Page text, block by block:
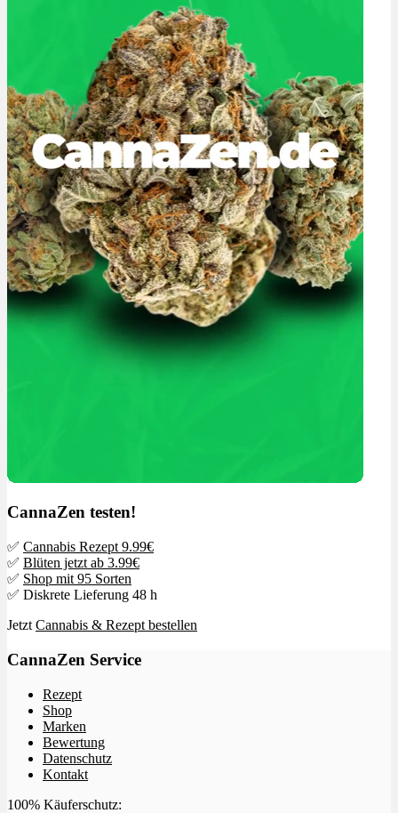
CannaZen testen!
✅ Cannabis Rezept 9.99€
✅ Blüten jetzt ab 3.99€
✅ Shop mit 95 Sorten
✅ Diskrete Lieferung 48 h
Jetzt Cannabis & Rezept bestellen
CannaZen Service
Rezept
Shop
Marken
Bewertung
Datenschutz
Kontakt
100% Käuferschutz: